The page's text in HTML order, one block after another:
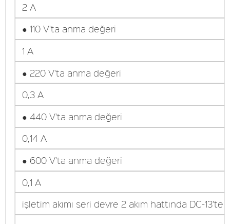
2 A
● 110 V'ta anma değeri
1 A
● 220 V'ta anma değeri
0,3 A
● 440 V'ta anma değeri
0,14 A
● 600 V'ta anma değeri
0,1 A
işletim akımı seri devre 2 akım hattında DC-13'te